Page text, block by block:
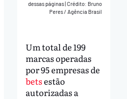
dessas páginas|Crédito: Bruno
Peres / Agência Brasil
Um total de 199
marcas operadas
por 95 empresas de
betsestão
autorizadas a